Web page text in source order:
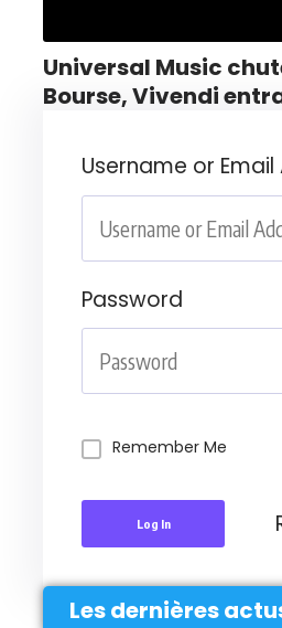
Universal Music
Bourse, Vivendi
Username or
Password
Remember Me
Log In
Les dernières